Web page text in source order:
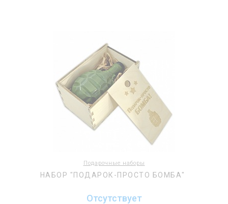
Подарочные наборы
НАБОР "ПОДАРОК-ПРОСТО БОМБА"
Отсутствует